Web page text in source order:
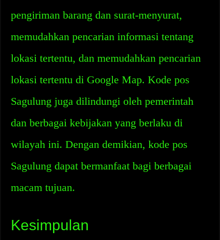
pengiriman barang dan surat-menyurat,
memudahkan pencarian informasi tentang
lokasi tertentu, dan memudahkan pencarian
lokasi tertentu di Google Map. Kode pos
Sagulung juga dilindungi oleh pemerintah
dan berbagai kebijakan yang berlaku di
wilayah ini. Dengan demikian, kode pos
Sagulung dapat bermanfaat bagi berbagai
macam tujuan.
Kesimpulan